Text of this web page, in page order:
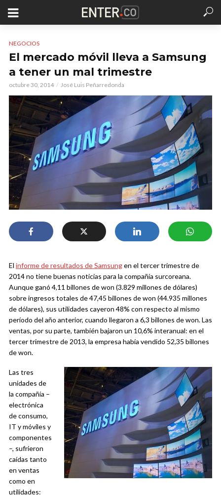
NEGOCIOS
El mercado móvil lleva a Samsung
a tener un mal trimestre
octubre 30, 2014 José Luis Peñarredonda
El informe de resultados de Samsungen el tercer trimestre de
2014 no tiene buenas noticias para la compañía surcoreana.
Aunque ganó 4,11 billones de won (3.829 millones de dólares)
sobre ingresos totales de 47,45 billones de won (44.935 millones
de dólares), sus utilidades cayeron 48% con respecto al mismo
período del año anterior, cuando llegaron a 6,3 billones de won. Las
ventas, por su parte, también bajaron un 10,6% interanual: en el
tercer trimestre de 2013, la empresa había vendido 52,35 billones
de won.
Las tres
unidades de
la compañía –
electrónica
de consumo,
IT y móviles y
componentes
–, sufrieron
caídas tanto
en ventas
como en
utilidades: